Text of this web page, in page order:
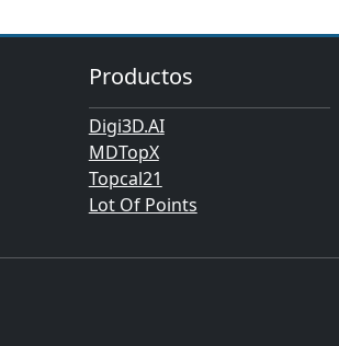
Productos
Digi3D.AI
MDTopX
Topcal21
Lot Of Points